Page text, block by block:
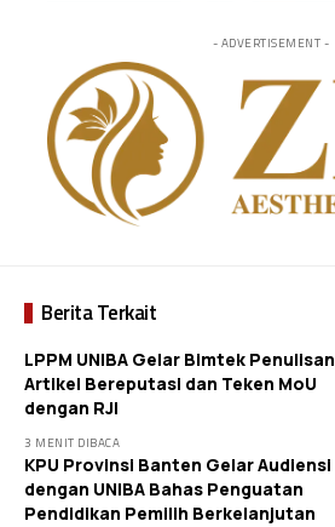
- ADVERTISEMENT -
Berita Terkait
LPPM UNIBA Gelar Bimtek Penulisan
Artikel Bereputasi dan Teken MoU
dengan RJI
3 MENIT DIBACA
KPU Provinsi Banten Gelar Audiensi
dengan UNIBA Bahas Penguatan
Pendidikan Pemilih Berkelanjutan